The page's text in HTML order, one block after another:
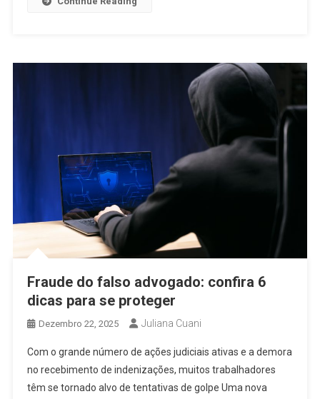
Fraude do falso advogado: confira 6
dicas para se proteger
Dezembro 22, 2025 Juliana Cuani
Com o grande número de ações judiciais ativas e a demora
no recebimento de indenizações, muitos trabalhadores
têm se tornado alvo de tentativas de golpe Uma nova